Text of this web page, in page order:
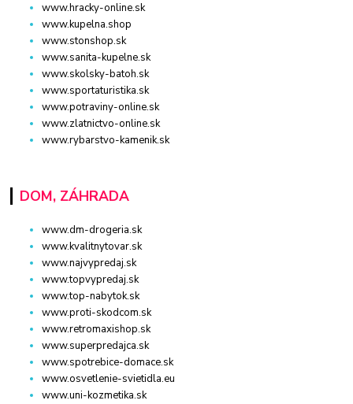
www.hracky-online.sk
www.kupelna.shop
www.stonshop.sk
www.sanita-kupelne.sk
www.skolsky-batoh.sk
www.sportaturistika.sk
www.potraviny-online.sk
www.zlatnictvo-online.sk
www.rybarstvo-kamenik.sk
DOM, ZÁHRADA
www.dm-drogeria.sk
www.kvalitnytovar.sk
www.najvypredaj.sk
www.topvypredaj.sk
www.top-nabytok.sk
www.proti-skodcom.sk
www.retromaxishop.sk
www.superpredajca.sk
www.spotrebice-domace.sk
www.osvetlenie-svietidla.eu
www.uni-kozmetika.sk